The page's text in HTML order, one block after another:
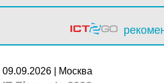
09.09.2026 | Москва